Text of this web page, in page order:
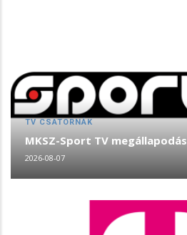
TV CSATORNÁK
MKSZ-Sport TV megállapodás
2026-08-07